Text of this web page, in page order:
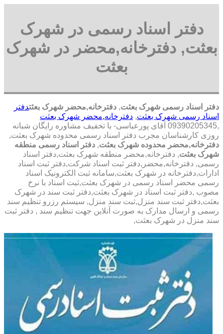
دفتر اسناد رسمی در شهرک
بعثت, دفترخانه,محضر در شهرک
بعثت
دفتر اسناد رسمی شهرک بعثت, دفترخانه,محضر شهرک بعثتدفتر
اسناد رسمی شهرک بعثت, دفترخانه,محضر شهرک بعثت
,09390205345 آقای پورعباسی- با تخفیف مشاوره رايگان شبانه
روزی کارشناسان مجرب دفتر اسناد رسمی محدوده شهرک بعثت,
دفترخانه,محضر محدوده شهرک بعثت, دفتر اسناد رسمی منطقه
شهرک بعثت, دفترخانه,محضر منطقه شهرک بعثت,دفتر اسناد
رسمی, دفترخانه,محضر,دفتر ثبت اسناد شرکت,دفتر ثبت اسناد
ادارات,دفترخانه در شهرک بعثت,سامانه ثبت الکترونیک اسناد
رسمی محضر اسناد رسمی در شهرک بعثت,ثبت اسناد با نرخ
مصوب ,دفتر ثبت اسناد در شهرک بعثت,دفتر ثبت سند در شهرک
بعثت,دفتر ثبت سند منزل,ثبت سند منزل, سیستم رزرو تنظیم سند
رسمی و ارسال مدارک به صورت آنلاین جهت تنظیم سند , دفتر ثبت
سند منزل در شهرک بعثت,